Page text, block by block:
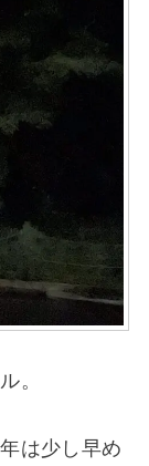
。
は少し早め